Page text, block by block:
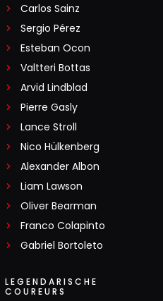
Carlos Sainz
Sergio Pérez
Esteban Ocon
Valtteri Bottas
Arvid Lindblad
Pierre Gasly
Lance Stroll
Nico Hülkenberg
Alexander Albon
Liam Lawson
Oliver Bearman
Franco Colapinto
Gabriel Bortoleto
LEGENDARISCHE
COUREURS